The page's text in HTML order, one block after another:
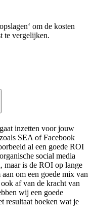
om de kosten
te vergelijken.
inzetten voor jouw
SEA of Facebook
al een goede ROI
social media
maar is de ROI op lange
om een goede mix van
af van de kracht van
wij een goede
resultaat boeken wat je